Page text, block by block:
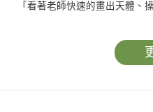
「看著老師快速的畫出天體、
這應該是很多人上理科課時心